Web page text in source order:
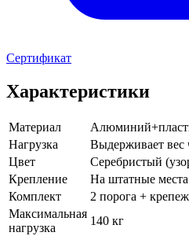
Сертификат
Характеристики
Материал
Нагрузка
Выдерживает вес
Цвет
Серебристый
Крепление
На штатные места
Комплект
2 порога +
Максимальная
нагрузка
140 кг